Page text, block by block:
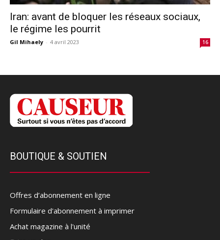
Iran: avant de bloquer les réseaux sociaux,
le régime les pourrit
Gil Mihaely - 4 avril 2023 16
BOUTIQUE & SOUTIEN
Offres d’abonnement en ligne
Formulaire d'abonnement à imprimer
Achat magazine à l'unité